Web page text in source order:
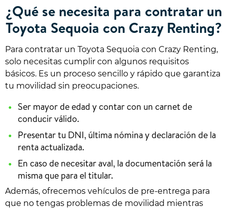
¿Qué se necesita para contratar un
Toyota Sequoia con Crazy Renting?
Para contratar un Toyota Sequoia con Crazy Renting,
solo necesitas cumplir con algunos requisitos
básicos. Es un proceso sencillo y rápido que garantiza
tu movilidad sin preocupaciones.
Ser mayor de edad y contar con un carnet de
conducir válido.
Presentar tu DNI, última nómina y declaración de la
renta actualizada.
En caso de necesitar aval, la documentación será la
misma que para el titular.
Además, ofrecemos vehículos de pre-entrega para
que no tengas problemas de movilidad mientras